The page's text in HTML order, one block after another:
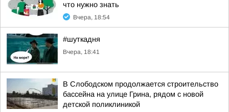
что нужно знать
Вчера, 18:54
#шуткадня
Вчера, 18:41
В Слободском продолжается строительство
бассейна на улице Грина, рядом с новой
детской поликлиникой